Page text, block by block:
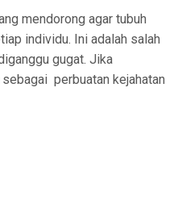
mendorong agar tubuh
individu. Ini adalah salah
gugat. Jika
perbuatan kejahatan